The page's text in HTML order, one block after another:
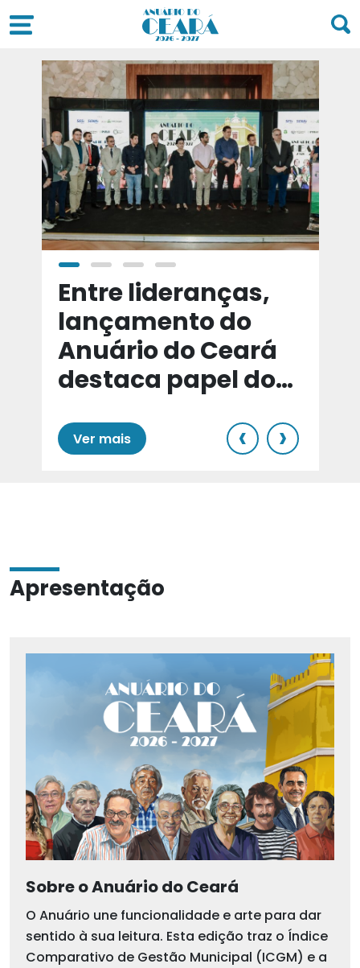
Entre lideranças,
lançamento do
Anuário do Ceará
destaca papel do
Ver mais ‹ ›
Apresentação
Sobre o Anuário do Ceará
O Anuário une funcionalidade e arte para dar
sentido à sua leitura. Esta edição traz o Índice
Comparativo de Gestão Municipal (ICGM) e a